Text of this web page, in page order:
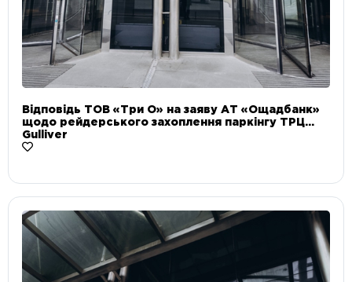
Відповідь ТОВ «Три О» на заяву АТ «Ощадбанк»
щодо рейдерського захоплення паркінгу ТРЦ
Gulliver